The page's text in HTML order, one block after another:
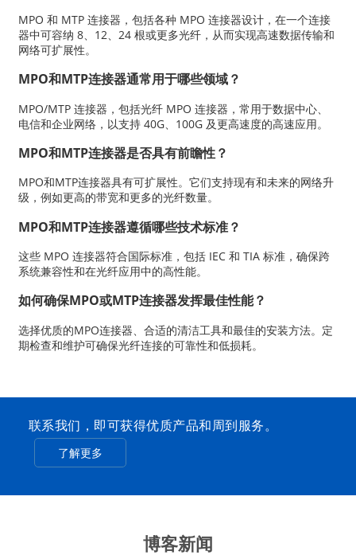
MPO 和 MTP 连接器，包括各种 MPO 连接器设计，在一个连接
器中可容纳 8、12、24 根或更多光纤，从而实现高速数据传输和
网络可扩展性。
MPO和MTP连接器通常用于哪些领域？
MPO/MTP 连接器，包括光纤 MPO 连接器，常用于数据中心、
电信和企业网络，以支持 40G、100G 及更高速度的高速应用。
MPO和MTP连接器是否具有前瞻性？
MPO和MTP连接器具有可扩展性。它们支持现有和未来的网络升
级，例如更高的带宽和更多的光纤数量。
MPO和MTP连接器遵循哪些技术标准？
这些 MPO 连接器符合国际标准，包括 IEC 和 TIA 标准，确保跨
系统兼容性和在光纤应用中的高性能。
如何确保MPO或MTP连接器发挥最佳性能？
选择优质的MPO连接器、合适的清洁工具和最佳的安装方法。定
期检查和维护可确保光纤连接的可靠性和低损耗。
联系我们，即可获得优质产品和周到服务。
了解更多
博客新闻